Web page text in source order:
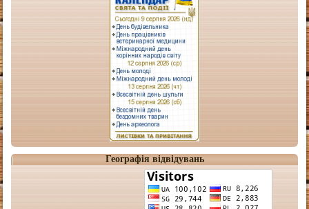
Географія відвідувань